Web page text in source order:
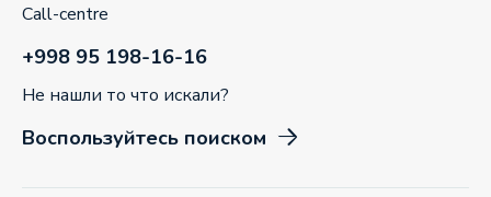
Call-centre
+998 95 198-16-16
Не нашли то что искали?
Воспользуйтесь поиском